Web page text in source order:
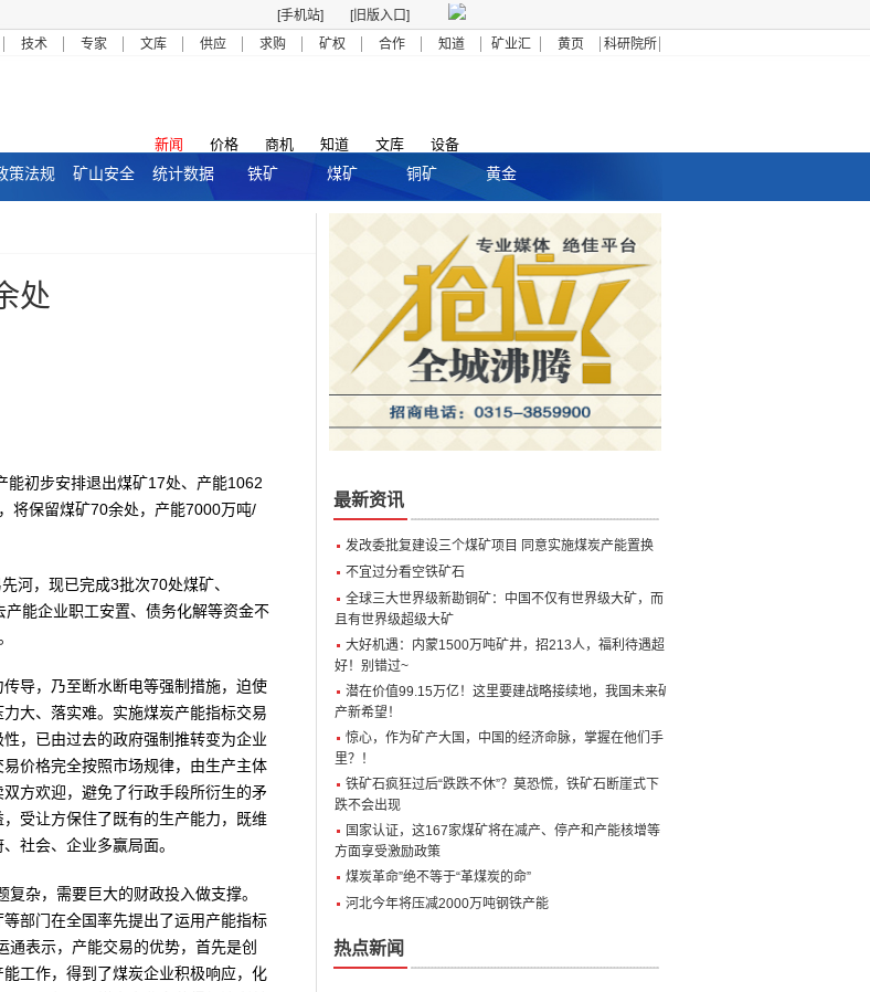
[手机站]
[旧版入口]
技术 专家 文库 供应 求购 矿权 合作 知道 矿业汇 黄页 科研院所
新闻 价格 商机 知道 文库 设备
策法规 矿山安全 统计数据 铁矿 煤矿 铜矿 黄金
处
初步安排退出煤矿17处、产能1062
将保留煤矿70余处，产能7000万吨/
河，现已完成3批次70处煤矿、
能企业职工安置、债务化解等资金不
导，乃至断水断电等强制措施，迫使
大、落实难。实施煤炭产能指标交易
，已由过去的政府强制推转变为企业
价格完全按照市场规律，由生产主体
方欢迎，避免了行政手段所衍生的矛
受让方保住了既有的生产能力，既维
社会、企业多赢局面。
复杂，需要巨大的财政投入做支撑。
部门在全国率先提出了运用产能指标
通表示，产能交易的优势，首先是创
工作，得到了煤炭企业积极响应，化
最新资讯
发改委批复建设三个煤矿项目 同意实施煤炭产能置换
不宜过分看空铁矿石
全球三大世界级新勘铜矿：中国不仅有世界级大矿，而
且有世界级超级大矿
大好机遇：内蒙1500万吨矿井，招213人，福利待遇超
好！别错过~
潜在价值99.15万亿！这里要建战略接续地，我国未来矿
产新希望！
惊心，作为矿产大国，中国的经济命脉，掌握在他们手
里？！
铁矿石疯狂过后“跌跌不休”？莫恐慌，铁矿石断崖式下
跌不会出现
国家认证，这167家煤矿将在减产、停产和产能核增等
方面享受激励政策
煤炭革命”绝不等于“革煤炭的命”
河北今年将压减2000万吨钢铁产能
热点新闻